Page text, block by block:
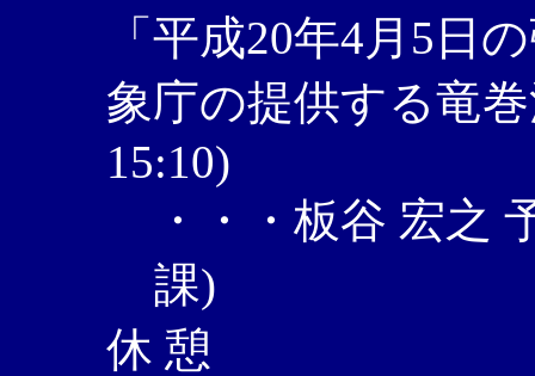
「平成20年4月5日
象庁の提供する竜
15:10)
・・・板谷 宏之
課)
休 憩